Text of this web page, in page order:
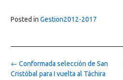
Posted in Gestion2012-2017
Post
navigation
← Conformada selección de San
Cristóbal para I vuelta al Táchira